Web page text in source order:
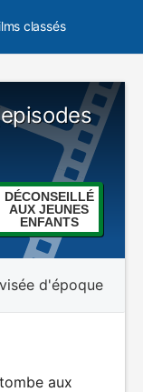
classés
DÉCONSEILLÉ
AUX JEUNES
ENFANTS
d'époque
aux